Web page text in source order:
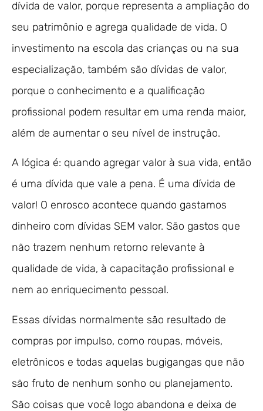
dívida de valor, porque representa a ampliação do
seu patrimônio e agrega qualidade de vida. O
investimento na escola das crianças ou na sua
especialização, também são dívidas de valor,
porque o conhecimento e a qualificação
profissional podem resultar em uma renda maior,
além de aumentar o seu nível de instrução.
A lógica é: quando agregar valor à sua vida, então
é uma dívida que vale a pena. É uma dívida de
valor! O enrosco acontece quando gastamos
dinheiro com dívidas SEM valor. São gastos que
não trazem nenhum retorno relevante à
qualidade de vida, à capacitação profissional e
nem ao enriquecimento pessoal.
Essas dívidas normalmente são resultado de
compras por impulso, como roupas, móveis,
eletrônicos e todas aquelas bugigangas que não
são fruto de nenhum sonho ou planejamento.
São coisas que você logo abandona e deixa de